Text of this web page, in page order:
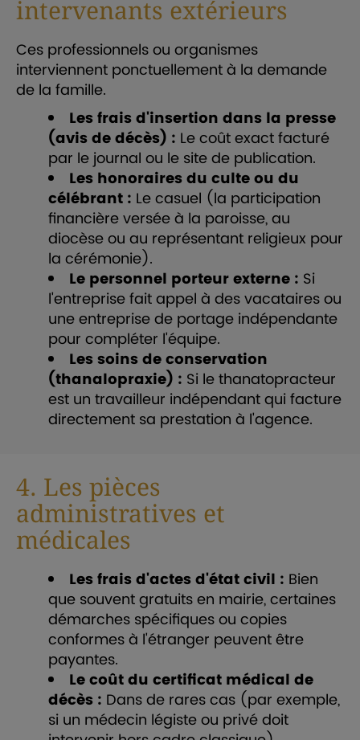
intervenants extérieurs
Ces professionnels ou organismes
interviennent ponctuellement à la demande
de la famille.
Les frais d'insertion dans la presse
(avis de décès) : Le coût exact facturé
par le journal ou le site de publication.
Les honoraires du culte ou du
célébrant : Le casuel (la participation
financière versée à la paroisse, au
diocèse ou au représentant religieux pour
la cérémonie).
Le personnel porteur externe : Si
l'entreprise fait appel à des vacataires ou
une entreprise de portage indépendante
pour compléter l'équipe.
Les soins de conservation
(thanalopraxie) : Si le thanatopracteur
est un travailleur indépendant qui facture
directement sa prestation à l'agence.
4. Les pièces
administratives et
médicales
Les frais d'actes d'état civil : Bien
que souvent gratuits en mairie, certaines
démarches spécifiques ou copies
conformes à l'étranger peuvent être
payantes.
Le coût du certificat médical de
décès : Dans de rares cas (par exemple,
si un médecin légiste ou privé doit